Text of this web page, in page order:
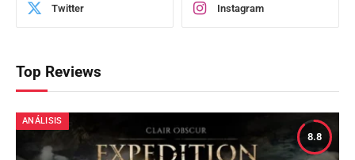
Twitter Instagram
Top Reviews
8.8
ANÁLISIS